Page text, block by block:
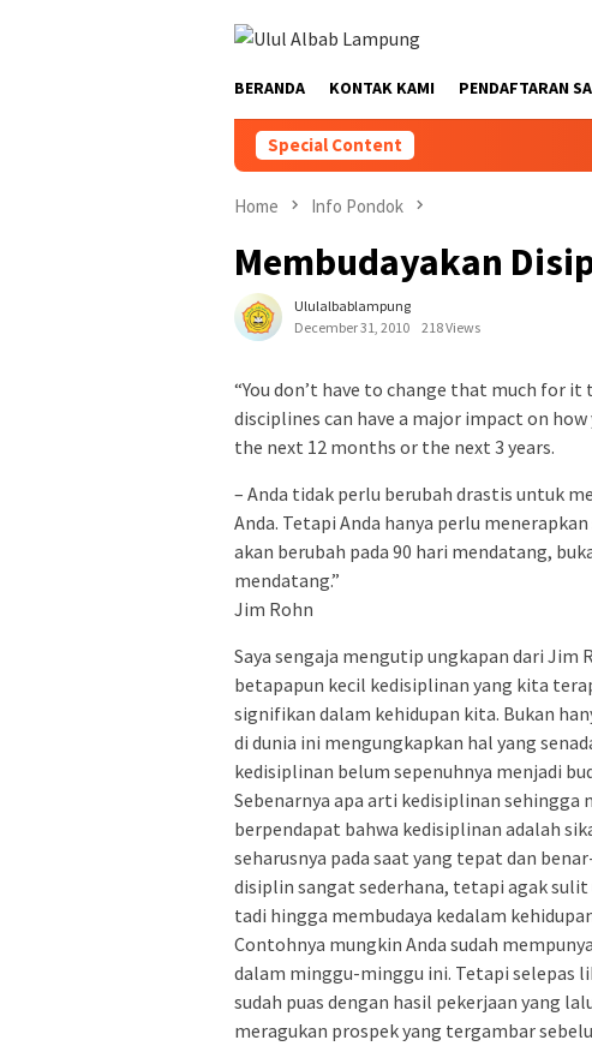
BERANDA KONTAK KAMI PENDAFTARAN
Special Content
Home Info Pondok
Membudayakan
Ululalbablampung
December 31, 2010
218 Views
“You don’t have to change that much for
disciplines can have a major impact on
the next 12 months or the next 3 years.
– Anda tidak perlu berubah drastis untuk
Anda. Tetapi Anda hanya perlu
akan berubah pada 90 hari mendatang,
mendatang.”
Jim Rohn
Saya sengaja mengutip ungkapan dari
betapapun kecil kedisiplinan yang kita
signifikan dalam kehidupan kita. Bukan
di dunia ini mengungkapkan hal yang
kedisiplinan belum sepenuhnya menjadi
Sebenarnya apa arti kedisiplinan sehingga
berpendapat bahwa kedisiplinan adalah
seharusnya pada saat yang tepat dan
disiplin sangat sederhana, tetapi agak
tadi hingga membudaya kedalam
Contohnya mungkin Anda sudah
dalam minggu-minggu ini. Tetapi selepas
sudah puas dengan hasil pekerjaan yang
meragukan prospek yang tergambar